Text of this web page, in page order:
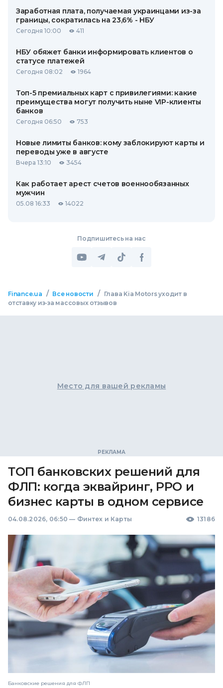
Заработная плата, получаемая украинцами из-за
границы, сократилась на 23,6% - НБУ
Сегодня 10:00 411
НБУ обяжет банки информировать клиентов о
статусе платежей
Сегодня 08:02 1964
Топ-5 премиальных карт с привилегиями: какие
преимущества могут получить ныне VIP-клиенты
банков
Сегодня 06:50 753
Новые лимиты банков: кому заблокируют карты и
переводы уже в августе
Вчера 13:10 3454
Как работает арест счетов военнообязанных
мужчин
05.08 16:33 14022
Подпишитесь на нас
Finance.ua / Все новости /
Глава Kia Motors уходит в
отставку из-за массовых отзывов
Место для вашей рекламы
ТОП банковских решений для
ФЛП: когда эквайринг, РРО и
бизнес карты в одном сервисе
04.08.2026, 06:50 — Финтех и Карты 13186
Банковские решения для ФЛП